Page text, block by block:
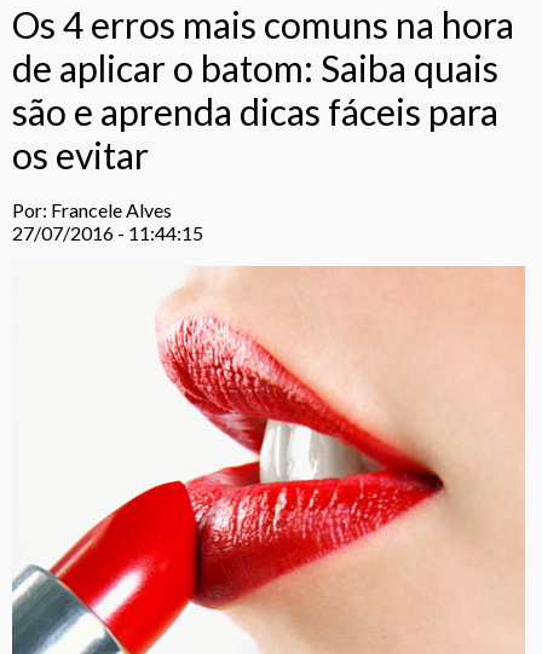
Os 4 erros mais comuns na hora
de aplicar o batom: Saiba quais
são e aprenda dicas fáceis para
os evitar
Por: Francele Alves
27/07/2016 - 11:44:15